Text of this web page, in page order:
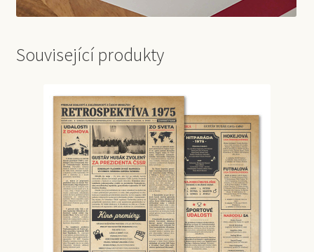
Související produkty